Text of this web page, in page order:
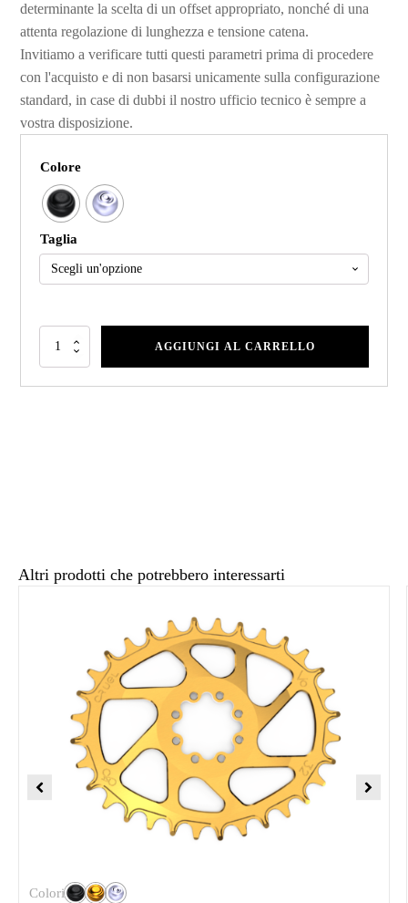
determinante la scelta di un offset appropriato, nonché di una
attenta regolazione di lunghezza e tensione catena.
Invitiamo a verificare tutti questi parametri prima di procedere
con l'acquisto e di non basarsi unicamente sulla configurazione
standard, in case di dubbi il nostro ufficio tecnico è sempre a
vostra disposizione.
Colore
Taglia
AGGIUNGI AL CARRELLO
Altri prodotti che potrebbero interessarti
Colori